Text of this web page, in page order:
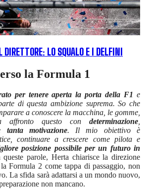
DIRETTORE: LO SQUALO E I DELFINI
la Formula 1
per tenere aperta la porta della F1 e
di questa ambizione suprema. So che
a conoscere la macchina, le gomme,
questo con determinazione,
tanta motivazione. Il mio obiettivo è
continuare a crescere come pilota e
posizione possibile per un futuro in
queste parole, Herta chiarisce la direzione
Formula 2 come tappa di passaggio, non
La sfida sarà adattarsi a un mondo nuovo,
non mancano.